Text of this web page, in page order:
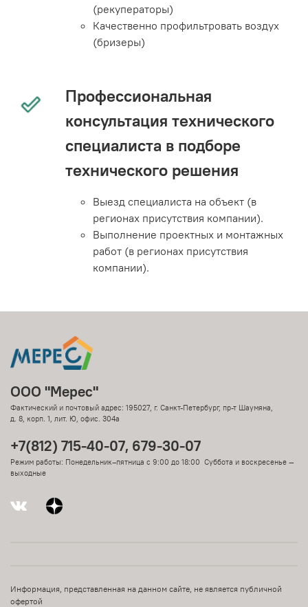
(рекуператоры)
Качественно профильтровать воздух
(бризеры)
Профессиональная
консультация технического
специалиста в подборе
технического решения
Выезд специалиста на объект (в
регионах присутствия компании).
Выполнение проектных и монтажных
работ (в регионах присутствия
компании).
ООО "Мерес"
Фактический и почтовый адрес: 195027, г. Санкт-Петербург, пр-т Шаумяна,
д. 8, корп. 1, лит. Ю, офис. 304а
+7(812) 715-40-07, 679-30-07
Режим работы: Понедельник–пятница с 9:00 до 18:00 Суббота и воскресенье —
выходные
Информация, представленная на данном сайте, не является публичной
офертой